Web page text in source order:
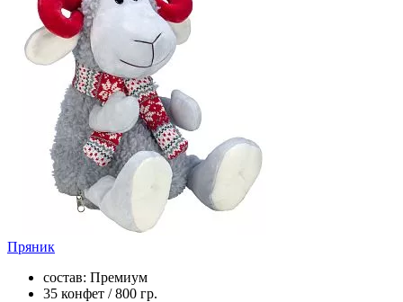
Пряник
состав: Премиум
35 конфет / 800 гр.